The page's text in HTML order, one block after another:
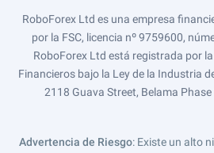
RoboForex Ltd es una empresa
por la FSC, licencia nº 9759600,
RoboForex Ltd está registrada por
Financieros bajo la Ley de la Industria
2118 Guava Street, Belama Phase
Advertencia de Riesgo: Existe un alto